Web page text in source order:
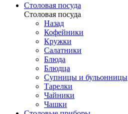
Столовая посуда
Столовая посуда
Назад
Кофейники
Кружки
Салатники
Блюда
Блюдца
Супницы и бульонницы
Тарелки
Чайники
Чашки